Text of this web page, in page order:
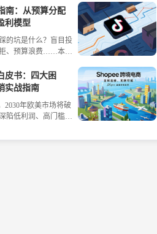
Fordeal。解析各平
品类，助力中国卖家
南：从预算分配
利模型
的坑是什么？盲目投
、预算浪费……本文
：两周内ROI从1.2提
人。
皮书：四大困
实战指南
2030年欧美市场将破
陷低利润、高门槛、
全链路服务、海量渠